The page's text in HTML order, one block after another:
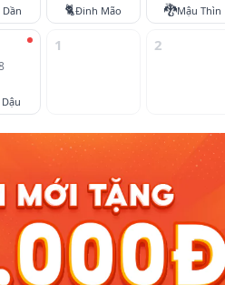
🐈Đinh Mão 🐉Mậu Thìn
1 2